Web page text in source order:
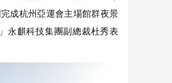
成杭州亞運會主場館群夜景
永麒科技集團副總裁杜秀表